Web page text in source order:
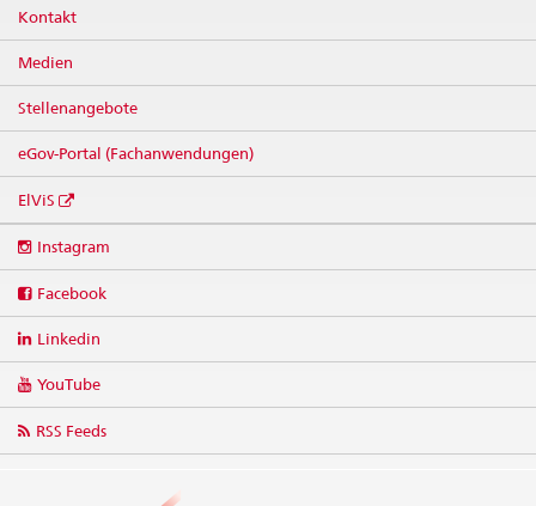
Kontakt
Medien
Stellenangebote
eGov-Portal (Fachanwendungen)
ElViS
media
Instagram
Facebook
Linkedin
YouTube
RSS Feeds